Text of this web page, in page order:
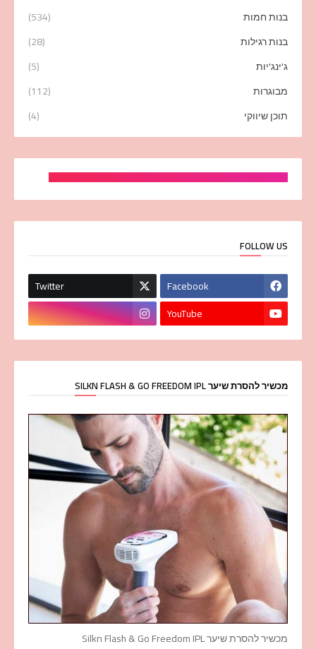
בנות חמות
(534)
בנות רגילות
(28)
ג'ינג'יות
(5)
מבוגרות
(112)
תוכן שיווקי
(4)
FOLLOW US
Facebook
Twitter
YouTube
מכשיר להסרת שיער SILKN FLASH & GO FREEDOM IPL
מכשיר להסרת שיער Silkn Flash & Go Freedom IPL